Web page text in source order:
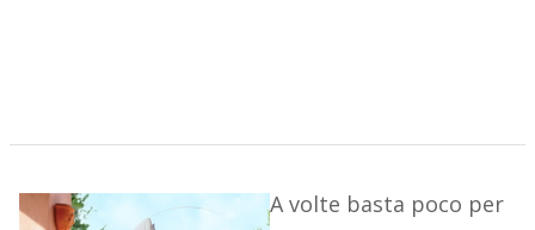
A volte basta poco per